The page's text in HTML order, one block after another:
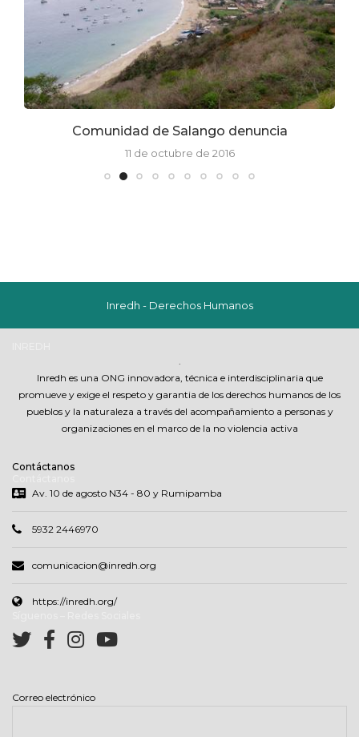
Comunidad de Salango denuncia
11 de octubre de 2016
Inredh - Derechos Humanos
.
Inredh es una ONG innovadora, técnica e interdisciplinaria que
promueve y exige el respeto y garantia de los derechos humanos de los
pueblos y la naturaleza a través del acompañamiento a personas y
organizaciones en el marco de la no violencia activa
Contáctanos
Av. 10 de agosto N34 - 80 y Rumipamba
5932 2446970
comunicacion@inredh.org
https://inredh.org/
Correo electrónico